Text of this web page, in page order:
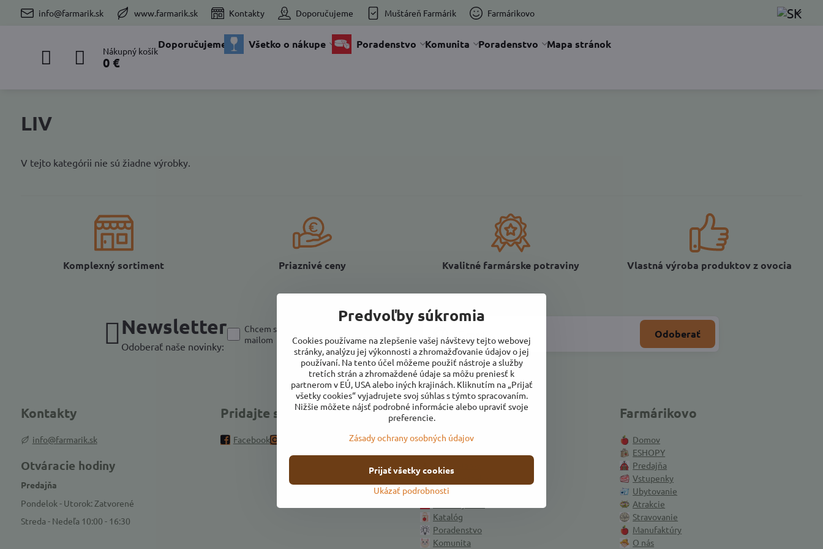
info@farmarik.sk www.farmarik.sk Kontakty Doporučujeme Muštáreň Farmárik Farmárikovo
Nákupný košík
0 €
Doporučujeme Všetko o nákupe Poradenstvo Komunita Poradenstvo Mapa stránok
LIV
V tejto kategórii nie sú žiadne výrobky.
Komplexný sortiment Priaznivé ceny Kvalitné farmárske potraviny Vlastná výroba produktov z ovocia
Newsletter
Odoberať naše novinky:
Odoberať
Chcem sa prihlásiť k odberu noviniek e-
mailom
Kontakty
info@farmarik.sk
Otváracie hodiny
Predajňa
Pondelok - Utorok: Zatvorené
Streda - Nedeľa 10:00 - 16:30
Pridajte sa k nám
Facebook
Naša ponuka
Úvod
Pre včelárov
Pre pestovateľov
Katalóg
Poradenstvo
Komunita
Farmárikovo
Domov
ESHOPY
Predajňa
Vstupenky
Ubytovanie
Atrakcie
Stravovanie
Manufaktúry
O nás
Predvoľby súkromia
Cookies používame na zlepšenie vašej návštevy tejto webovej
stránky, analýzu jej výkonnosti a zhromažďovanie údajov o jej
používaní. Na tento účel môžeme použiť nástroje a služby
tretích strán a zhromaždené údaje sa môžu preniesť k
partnerom v EÚ, USA alebo iných krajinách. Kliknutím na „Prijať
všetky cookies“ vyjadrujete svoj súhlas s týmto spracovaním.
Nižšie môžete nájsť podrobné informácie alebo upraviť svoje
preferencie.
Zásady ochrany osobných údajov
Ukázať podrobnosti
Prijať všetky cookies